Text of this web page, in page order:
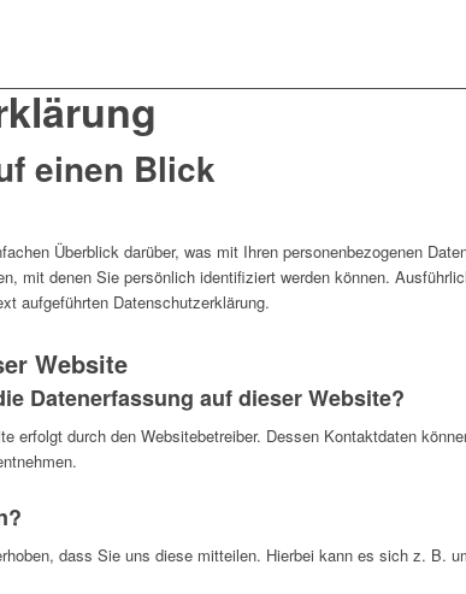
einen Blick
Überblick darüber, was mit Ihren personenbezogenen
mit denen Sie persönlich identifiziert werden können.
aufgeführten Datenschutzerklärung.
Website
Datenerfassung auf dieser Website?
erfolgt durch den Websitebetreiber. Dessen Kontaktdaten
dass Sie uns diese mitteilen. Hierbei kann es sich z. B.